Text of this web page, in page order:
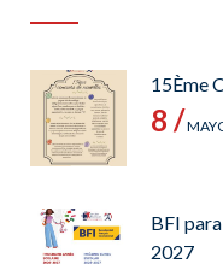
15Ème
8 /
BFI
2027